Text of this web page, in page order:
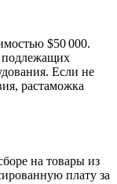
$50 000.
подлежащих
Если не
растаможка
на товары из
плату за